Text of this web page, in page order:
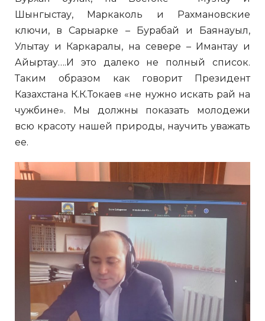
Шынгыстау, Маркаколь и Рахмановские
ключи, в Сарыарке – Бурабай и Баянауыл,
Улытау и Каркаралы, на севере – Имантау и
Айыртау….И это далеко не полный список.
Таким образом как говорит Президент
Казахстана К.К.Токаев «не нужно искать рай на
чужбине». Мы должны показать молодежи
всю красоту нашей природы, научить уважать
ее.